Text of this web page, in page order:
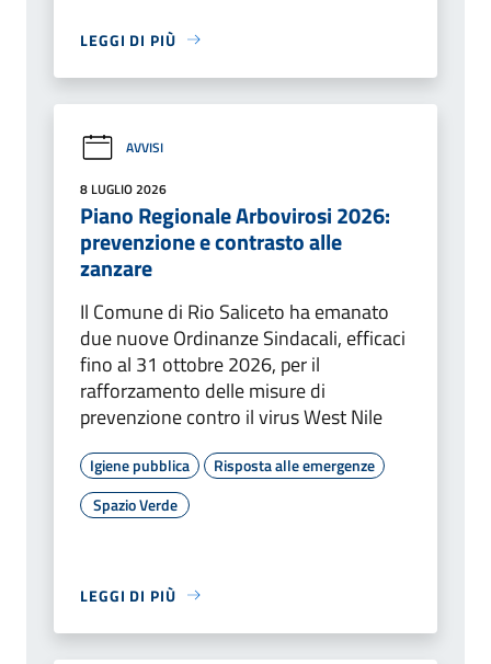
LEGGI DI PIÙ
AVVISI
8 LUGLIO 2026
Piano Regionale Arbovirosi 2026:
prevenzione e contrasto alle
zanzare
Il Comune di Rio Saliceto ha emanato
due nuove Ordinanze Sindacali, efficaci
fino al 31 ottobre 2026, per il
rafforzamento delle misure di
prevenzione contro il virus West Nile
Igiene pubblica
Risposta alle emergenze
Spazio Verde
LEGGI DI PIÙ